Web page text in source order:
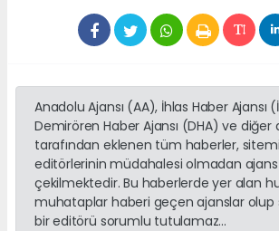
Anadolu Ajansı (AA), İhlas Haber Ajansı
Demirören Haber Ajansı (DHA) ve diğer
tarafından eklenen tüm haberler,
editörlerinin müdahalesi olmadan ajans
çekilmektedir. Bu haberlerde yer alan
muhataplar haberi geçen ajanslar olup
bir editörü sorumlu tutulamaz...